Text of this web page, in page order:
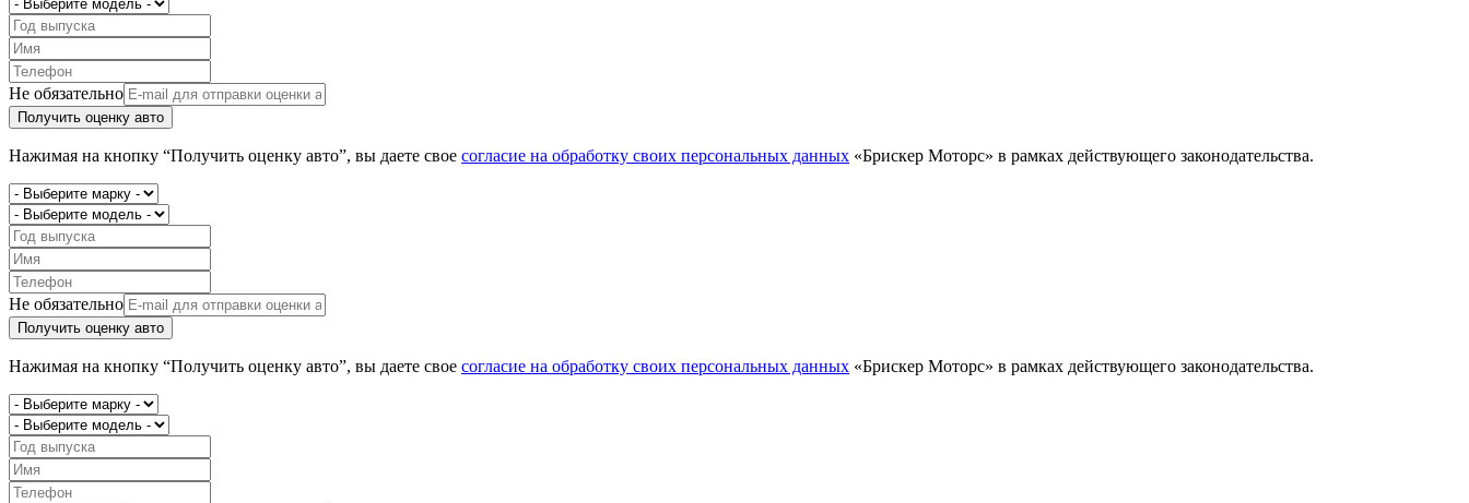
Не обязательно
Получить оценку авто
Нажимая на кнопку “Получить оценку авто”, вы даете свое согласие на обработку своих персональных данных «Брискер Моторс» в рамках действующего законодательства.
Не обязательно
Получить оценку авто
Нажимая на кнопку “Получить оценку авто”, вы даете свое согласие на обработку своих персональных данных «Брискер Моторс» в рамках действующего законодательства.